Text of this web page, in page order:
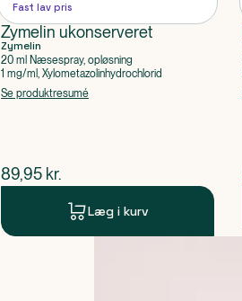
Fast lav pris
Zymelin ukonserveret
Zymelin
20 ml Næsespray, opløsning
1 mg/ml, Xylometazolinhydrochlorid
Se produktresumé
$nuværende pris
89,95 kr.
Læg i kurv